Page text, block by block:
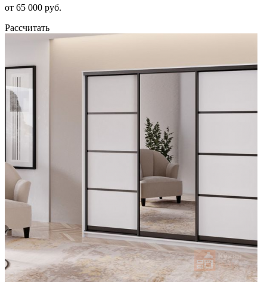
от 65 000 руб.
Рассчитать